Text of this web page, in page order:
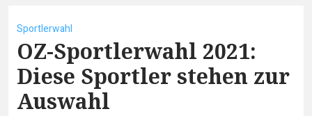
Sportlerwahl
OZ-Sportlerwahl 2021:
Diese Sportler stehen zur
Auswahl